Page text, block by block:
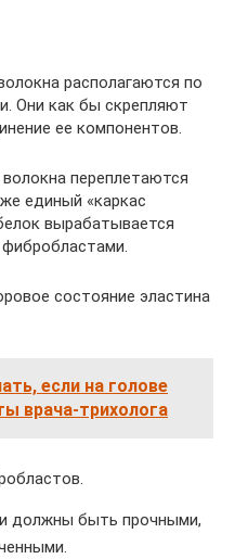
располагаются по
Они как бы скрепляют
ее компонентов.
переплетаются
единый «каркас
вырабатывается
состояние эластина
если на голове
врача-трихолога
должны быть прочными,